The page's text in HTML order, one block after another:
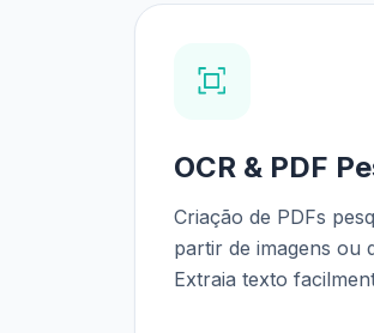
OCR & PDF
Criação de PDFs
partir de imagens ou
Extraia texto